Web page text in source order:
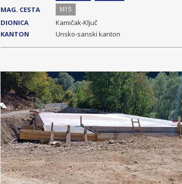
MAG. CESTA M15
DIONICA
Kamičak-Ključ
KANTON
Unsko-sanski kanton